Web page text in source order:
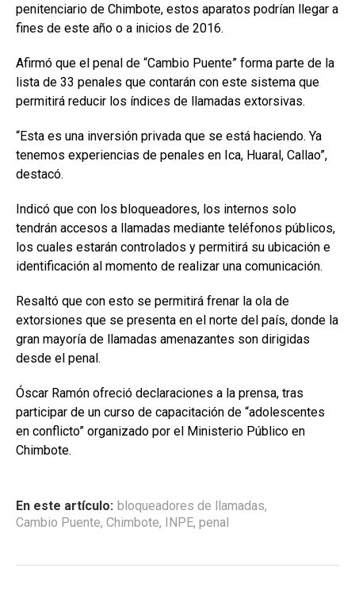
penitenciario de Chimbote, estos aparatos podrían llegar a
fines de este año o a inicios de 2016.
Afirmó que el penal de “Cambio Puente” forma parte de la
lista de 33 penales que contarán con este sistema que
permitirá reducir los índices de llamadas extorsivas.
“Esta es una inversión privada que se está haciendo. Ya
tenemos experiencias de penales en Ica, Huaral, Callao”,
destacó.
Indicó que con los bloqueadores, los internos solo
tendrán accesos a llamadas mediante teléfonos públicos,
los cuales estarán controlados y permitirá su ubicación e
identificación al momento de realizar una comunicación.
Resaltó que con esto se permitirá frenar la ola de
extorsiones que se presenta en el norte del país, donde la
gran mayoría de llamadas amenazantes son dirigidas
desde el penal.
Óscar Ramón ofreció declaraciones a la prensa, tras
participar de un curso de capacitación de “adolescentes
en conflicto” organizado por el Ministerio Público en
Chimbote.
En este artículo: bloqueadores de llamadas,
Cambio Puente, Chimbote, INPE, penal